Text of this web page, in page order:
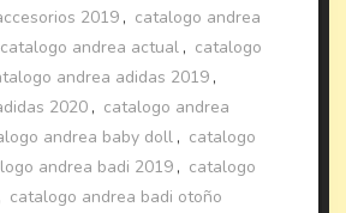
2019 , catalogo andrea
catalogo andrea actual , catalogo
andrea adidas 2019 ,
2020 , catalogo andrea
andrea baby doll , catalogo
andrea badi 2019 , catalogo
catalogo andrea badi otoño